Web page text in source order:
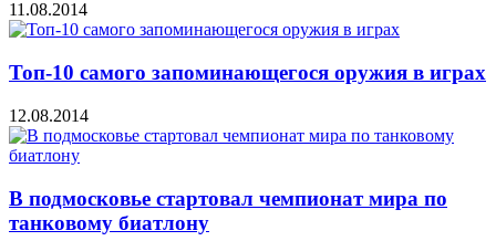
11.08.2014
Топ-10 самого запоминающегося оружия в играх
12.08.2014
В подмосковье стартовал чемпионат мира по
танковому биатлону